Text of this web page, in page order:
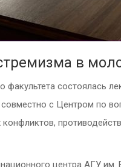
в
факультета состоялась
совместно с Центром по
центра АГУ